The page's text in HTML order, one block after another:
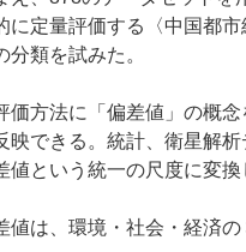
に定量評価する〈中国都
類を試みた。
方法に「偏差値」の概
映できる。統計、衛星解
値という統一の尺度に変換
は、環境・社会・経済